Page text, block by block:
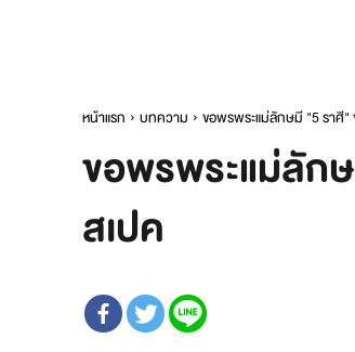
หน้าแรก บทความ ขอพรพระแม่ลักษมี "5 ราศี"
ขอพรพระแม่ลัก
สเปค